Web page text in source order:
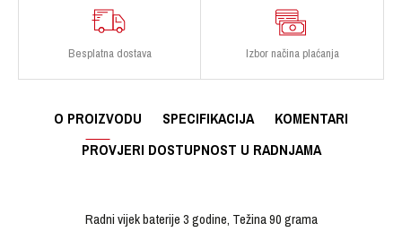
Besplatna dostava Izbor načina plaćanja
O PROIZVODU SPECIFIKACIJA
KOMENTARI
PROVJERI DOSTUPNOST U RADNJAMA
Radni vijek baterije 3 godine, Težina 90 grama